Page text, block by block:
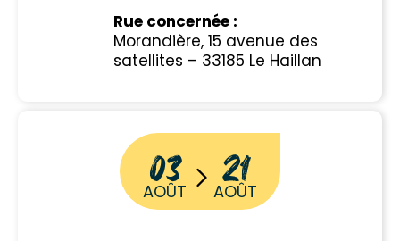
Rue concernée :
Morandière, 15 avenue des
satellites – 33185 Le Haillan
03
AOÛT 21
AOÛT